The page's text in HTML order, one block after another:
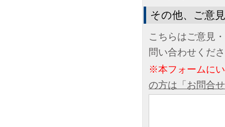
その他、ご意
こちらはご意見
問い合わせくだ
※本フォームに
の方は「お問合